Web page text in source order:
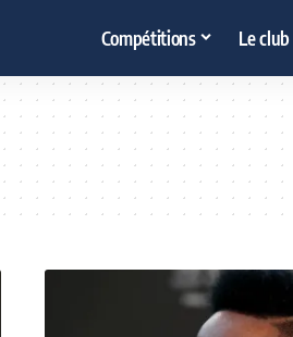
Compétitions Le club